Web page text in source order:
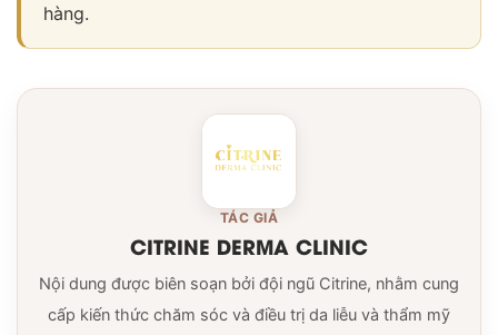
hàng.
TÁC GIẢ
CITRINE DERMA CLINIC
Nội dung được biên soạn bởi đội ngũ Citrine, nhằm cung
cấp kiến thức chăm sóc và điều trị da liễu và thẩm mỹ